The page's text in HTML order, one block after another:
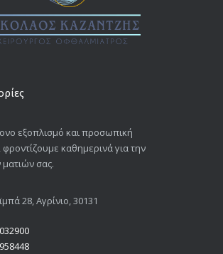
εξοπλισμό και προσωπική
φροντίζουμε καθημερινά για την
ματιών σας.
28, Αγρίνιο, 30131